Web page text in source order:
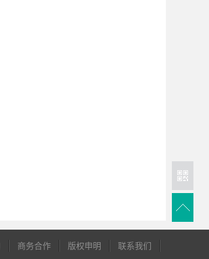
商务合作 版权申明 联系我们